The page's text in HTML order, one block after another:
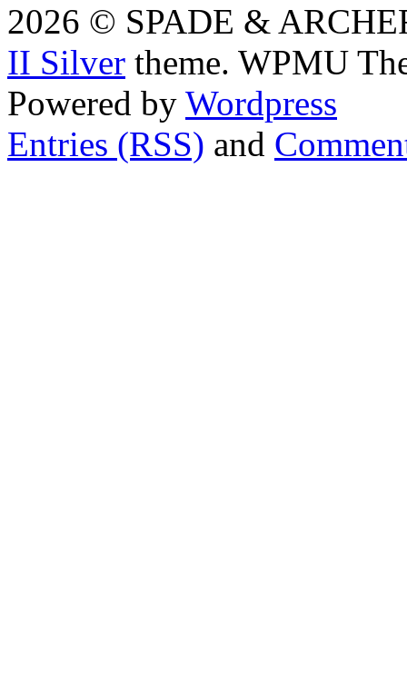
2026 © SPADE &
II Silver theme. WPMU
Powered by Wordpress
Entries (RSS) and